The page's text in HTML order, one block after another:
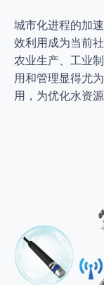
城市化进程的加
效利用成为当前
农业生产、工业
用和管理显得尤
用，为优化水资